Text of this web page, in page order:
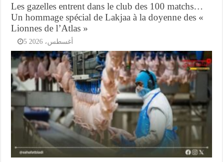
Les gazelles entrent dans le club des 100 matchs…
Un hommage spécial de Lakjaa à la doyenne des «
Lionnes de l’Atlas »
5 أغسطس، 2026